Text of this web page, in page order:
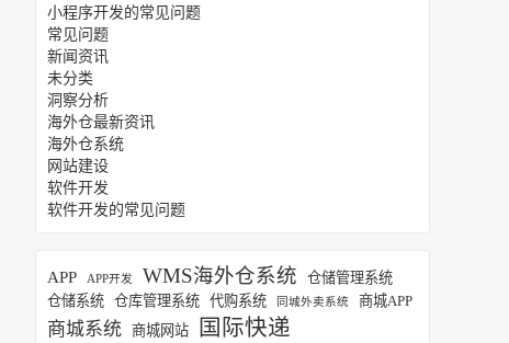
小程序开发的常见问题
常见问题
新闻资讯
未分类
洞察分析
海外仓最新资讯
海外仓系统
网站建设
软件开发
软件开发的常见问题
APP APP开发 WMS海外仓系统
仓储管理系统
仓储系统 仓库管理系统 代购系统 同城外卖系统 商城APP
商城系统 商城网站 国际快递